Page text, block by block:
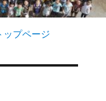
プページ